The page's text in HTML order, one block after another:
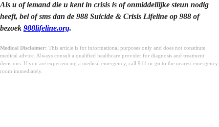
Als u of iemand die u kent in crisis is of onmiddellijke steun nodig
heeft, bel of sms dan de 988 Suicide & Crisis Lifeline op 988 of
bezoek 988lifeline.org.
Medical Disclaimer: This article is for informational purposes only and does not constitute
medical advice. Always consult a qualified healthcare provider for diagnosis and treatment
decisions. If you are experiencing a medical emergency, call 911 or go to the nearest emergency
room immediately.